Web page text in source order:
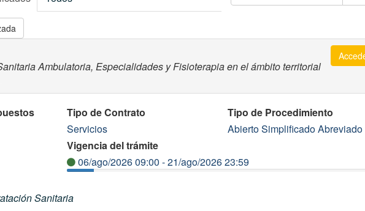
Ambulatoria, Especialidades y Fisioterapia en el ámbito territorial
Tipo de Contrato
Servicios
Tipo de Procedimiento
Abierto Simplificado Abreviado
Vigencia del trámite
06/ago/2026 09:00 - 21/ago/2026 23:59
Sanitaria